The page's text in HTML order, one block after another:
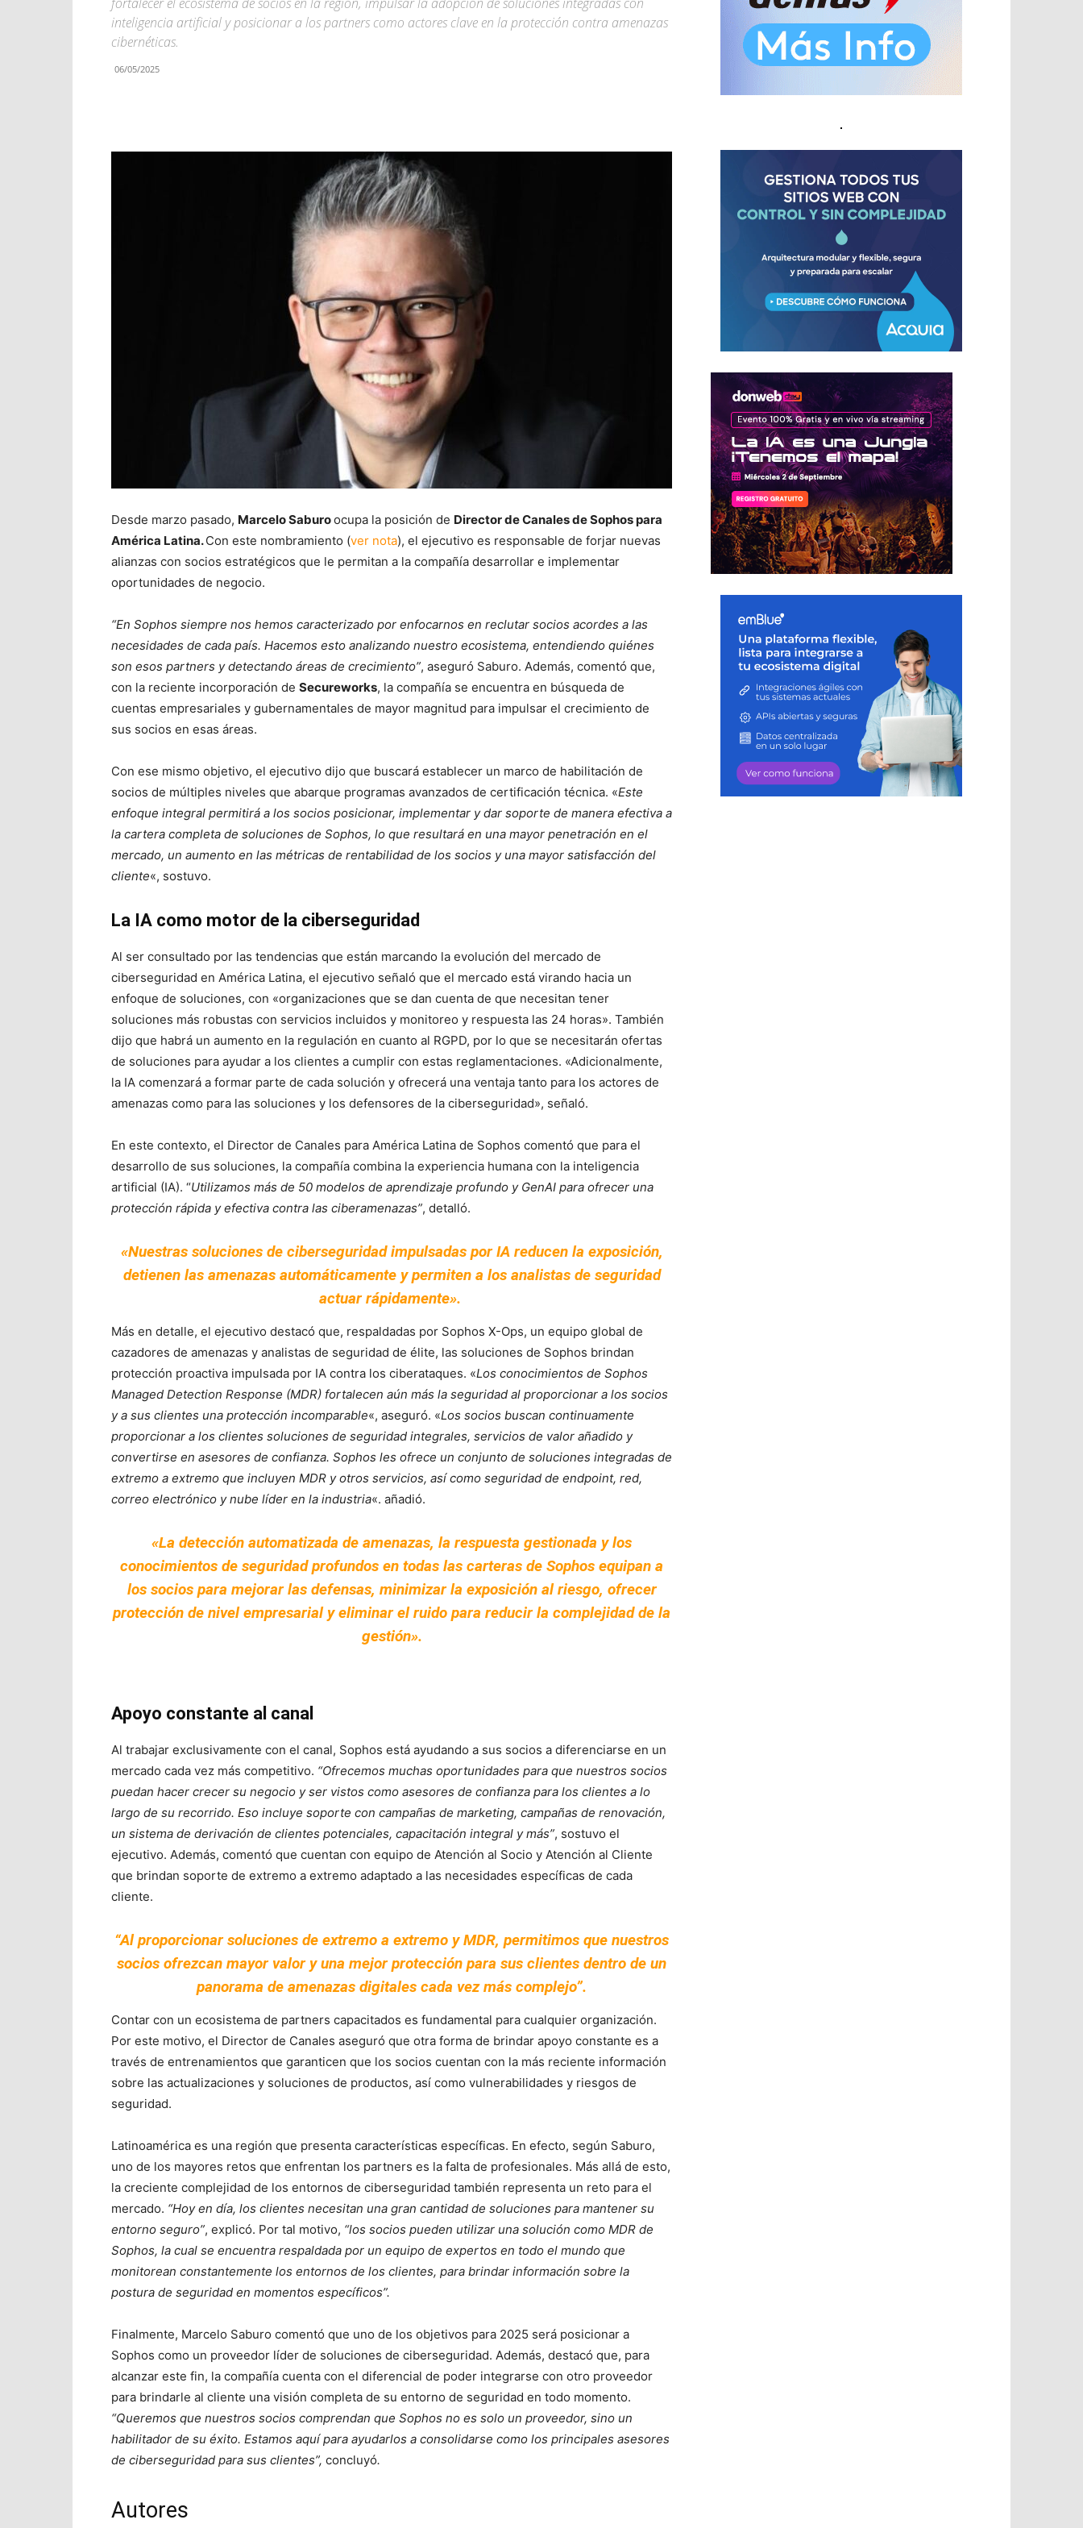
inteligencia artificial y posicionar a los partners como actores clave en la protección contra amenazas
cibernéticas.
06/05/2025
Desde marzo pasado, Marcelo Saburoocupa la posición de Director de Canales de Sophos para
América Latina.Con este nombramiento (ver nota), el ejecutivo es responsable de forjar nuevas
alianzas con socios estratégicos que le permitan a la compañía desarrollar e implementar
oportunidades de negocio.
“En Sophos siempre nos hemos caracterizado por enfocarnos en reclutar socios acordes a las
necesidades de cada país. Hacemos esto analizando nuestro ecosistema, entendiendo quiénes
son esos partners y detectando áreas de crecimiento”, aseguró Saburo. Además, comentó que,
con la reciente incorporación de Secureworks, la compañía se encuentra en búsqueda de
cuentas empresariales y gubernamentales de mayor magnitud para impulsar el crecimiento de
sus socios en esas áreas.
Con ese mismo objetivo, el ejecutivo dijo que buscará establecer un marco de habilitación de
socios de múltiples niveles que abarque programas avanzados de certificación técnica. «Este
enfoque integral permitirá a los socios posicionar, implementar y dar soporte de manera efectiva a
la cartera completa de soluciones de Sophos, lo que resultará en una mayor penetración en el
mercado, un aumento en las métricas de rentabilidad de los socios y una mayor satisfacción del
cliente«, sostuvo.
La IA como motor de la ciberseguridad
Al ser consultado por las tendencias que están marcando la evolución del mercado de
ciberseguridad en América Latina, el ejecutivo señaló que el mercado está virando hacia un
enfoque de soluciones, con «organizaciones que se dan cuenta de que necesitan tener
soluciones más robustas con servicios incluidos y monitoreo y respuesta las 24 horas». También
dijo que habrá un aumento en la regulación en cuanto al RGPD, por lo que se necesitarán ofertas
de soluciones para ayudar a los clientes a cumplir con estas reglamentaciones. «Adicionalmente,
la IA comenzará a formar parte de cada solución y ofrecerá una ventaja tanto para los actores de
amenazas como para las soluciones y los defensores de la ciberseguridad», señaló.
En este contexto, el Director de Canales para América Latina de Sophos comentó que para el
desarrollo de sus soluciones, la compañía combina la experiencia humana con la inteligencia
artificial (IA). “Utilizamos más de 50 modelos de aprendizaje profundo y GenAI para ofrecer una
protección rápida y efectiva contra las ciberamenazas”, detalló.
«Nuestras soluciones de ciberseguridad impulsadas por IA reducen la exposición,
detienen las amenazas automáticamente y permiten a los analistas de seguridad
actuar rápidamente».
Más en detalle, el ejecutivo destacó que, respaldadas por Sophos X-Ops, un equipo global de
cazadores de amenazas y analistas de seguridad de élite, las soluciones de Sophos brindan
protección proactiva impulsada por IA contra los ciberataques. «Los conocimientos de Sophos
Managed Detection Response (MDR) fortalecen aún más la seguridad al proporcionar a los socios
y a sus clientes una protección incomparable«, aseguró. «Los socios buscan continuamente
proporcionar a los clientes soluciones de seguridad integrales, servicios de valor añadido y
convertirse en asesores de confianza. Sophos les ofrece un conjunto de soluciones integradas de
extremo a extremo que incluyen MDR y otros servicios, así como seguridad de endpoint, red,
correo electrónico y nube líder en la industria«. añadió.
«La detección automatizada de amenazas, la respuesta gestionada y los
conocimientos de seguridad profundos en todas las carteras de Sophos equipan a
los socios para mejorar las defensas, minimizar la exposición al riesgo, ofrecer
protección de nivel empresarial y eliminar el ruido para reducir la complejidad de la
gestión».
Apoyo constante al canal
Al trabajar exclusivamente con el canal, Sophos está ayudando a sus socios a diferenciarse en un
mercado cada vez más competitivo. “Ofrecemos muchas oportunidades para que nuestros socios
puedan hacer crecer su negocio y ser vistos como asesores de confianza para los clientes a lo
largo de su recorrido. Eso incluye soporte con campañas de marketing, campañas de renovación,
un sistema de derivación de clientes potenciales, capacitación integral y más”, sostuvo el
ejecutivo. Además, comentó que cuentan con equipo de Atención al Socio y Atención al Cliente
que brindan soporte de extremo a extremo adaptado a las necesidades específicas de cada
cliente.
“Al proporcionar soluciones de extremo a extremo y MDR, permitimos que nuestros
socios ofrezcan mayor valor y una mejor protección para sus clientes dentro de un
panorama de amenazas digitales cada vez más complejo”.
Contar con un ecosistema de partners capacitados es fundamental para cualquier organización.
Por este motivo, el Director de Canales aseguró que otra forma de brindar apoyo constante es a
través de entrenamientos que garanticen que los socios cuentan con la más reciente información
sobre las actualizaciones y soluciones de productos, así como vulnerabilidades y riesgos de
seguridad.
Latinoamérica es una región que presenta características específicas. En efecto, según Saburo,
uno de los mayores retos que enfrentan los partners es la falta de profesionales. Más allá de esto,
la creciente complejidad de los entornos de ciberseguridad también representa un reto para el
mercado. “Hoy en día, los clientes necesitan una gran cantidad de soluciones para mantener su
entorno seguro”, explicó. Por tal motivo, “los socios pueden utilizar una solución como MDR de
Sophos, la cual se encuentra respaldada por un equipo de expertos en todo el mundo que
monitorean constantemente los entornos de los clientes, para brindar información sobre la
postura de seguridad en momentos específicos”.
Finalmente, Marcelo Saburo comentó que uno de los objetivos para 2025 será posicionar a
Sophos como un proveedor líder de soluciones de ciberseguridad. Además, destacó que, para
alcanzar este fin, la compañía cuenta con el diferencial de poder integrarse con otro proveedor
para brindarle al cliente una visión completa de su entorno de seguridad en todo momento.
“Queremos que nuestros socios comprendan que Sophos no es solo un proveedor, sino un
habilitador de su éxito. Estamos aquí para ayudarlos a consolidarse como los principales asesores
de ciberseguridad para sus clientes”, concluyó.
Autores